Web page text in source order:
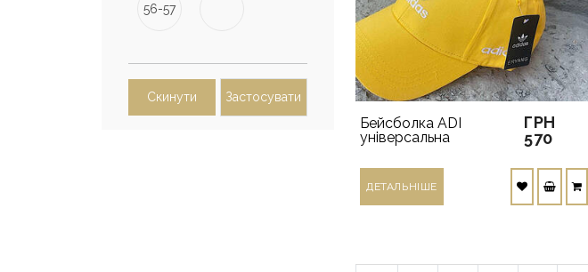
56-57
Скинути Застосувати
Бейсболка ADI
універсальна
ГРН
570
ДЕТАЛЬНIШЕ